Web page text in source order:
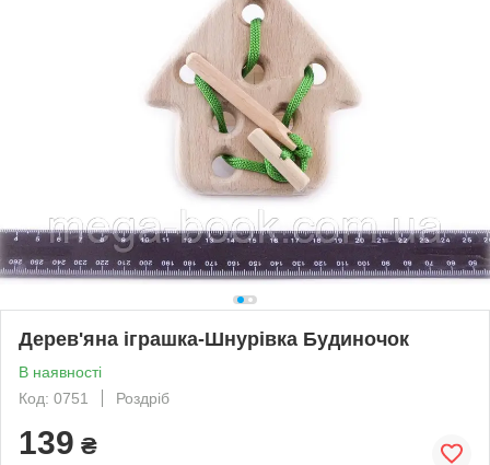
Дерев'яна іграшка-Шнурівка Будиночок
В наявності
Код: 0751
Роздріб
139 ₴